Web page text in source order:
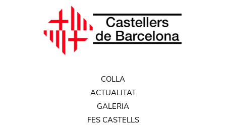
COLLA
ACTUALITAT
GALERIA
FES CASTELLS